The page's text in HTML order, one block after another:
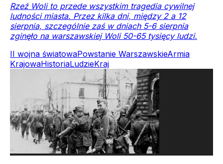
Rzeź Woli to przede wszystkim tragedia cywilnej
ludności miasta. Przez kilka dni, między 2 a 12
sierpnia, szczególnie zaś w dniach 5-6 sierpnia
zginęło na warszawskiej Woli 50-65 tysięcy ludzi.
II wojna światowaPowstanie WarszawskieArmia
KrajowaHistoriaLudzieKraj